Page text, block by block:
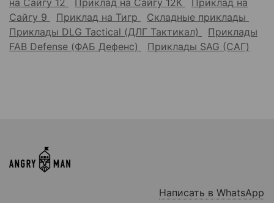
на Сайгу 12
Приклад на Сайгу 12К
Приклад на
Сайгу 9
Приклад на Тигр
Складные приклады
Приклады DLG Tactical (ДЛГ Тактикал)
Приклады
FAB Defense (ФАБ Дефенс)
Приклады SAG (САГ)
Написать в WhatsApp